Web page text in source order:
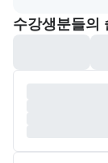
포폴&후기
수강생분들의